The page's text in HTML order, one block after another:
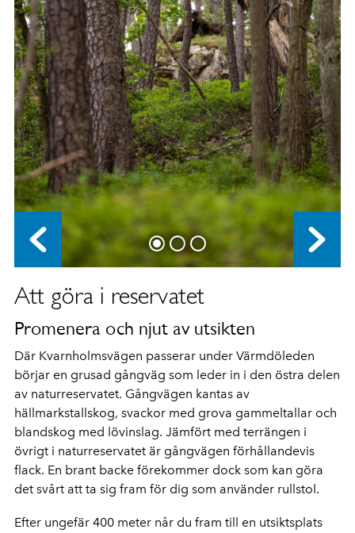
Att göra i reservatet
Promenera och njut av utsikten
Där Kvarnholmsvägen passerar under Värmdöleden
börjar en grusad gångväg som leder in i den östra delen
av naturreservatet. Gångvägen kantas av
hällmarkstallskog, svackor med grova gammeltallar och
blandskog med lövinslag. Jämfört med terrängen i
övrigt i naturreservatet är gångvägen förhållandevis
flack. En brant backe förekommer dock som kan göra
det svårt att ta sig fram för dig som använder rullstol.
Efter ungefär 400 meter når du fram till en utsiktsplats